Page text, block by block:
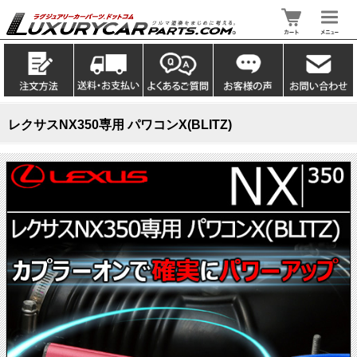
レクサスNX350専用 パワコンX(BLITZ)